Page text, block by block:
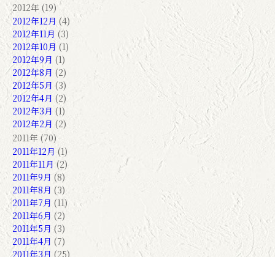
2012年 (19)
2012年12月 (4)
2012年11月 (3)
2012年10月 (1)
2012年9月 (1)
2012年8月 (2)
2012年5月 (3)
2012年4月 (2)
2012年3月 (1)
2012年2月 (2)
2011年 (70)
2011年12月 (1)
2011年11月 (2)
2011年9月 (8)
2011年8月 (3)
2011年7月 (11)
2011年6月 (2)
2011年5月 (3)
2011年4月 (7)
2011年3月 (25)